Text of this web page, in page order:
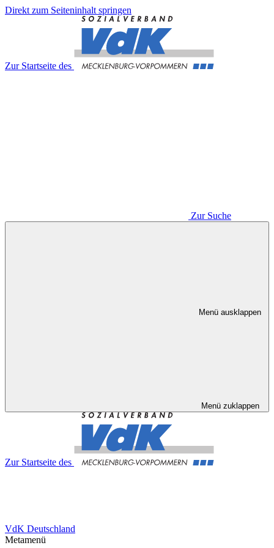
Direkt zum Seiteninhalt springen
Zur Startseite des
Zur Suche
Menü ausklappen
Menü zuklappen
Zur Startseite des
VdK Deutschland
Metamenü